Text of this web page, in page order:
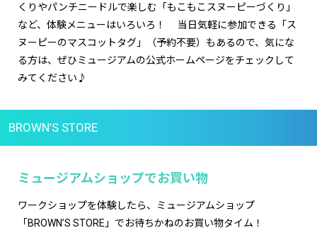
くりやパンチニードルで楽しむ「もこもこスヌーピーづくり」
など、体験メニューはいろいろ！ 当日気軽に参加できる「ス
ヌーピーのマスコットタグ」（予約不要）もあるので、気にな
る方は、ぜひミュージアムの公式ホームページをチェックして
みてください♪
BROWN’S STORE
ミュージアムショップでお買い物
ワークショップを体験したら、ミュージアムショップ
「BROWN’S STORE」でお待ちかねのお買い物タイム！